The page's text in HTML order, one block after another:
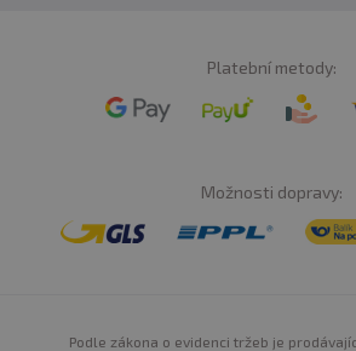
Platební metody:
Možnosti dopravy:
Podle zákona o evidenci tržeb je